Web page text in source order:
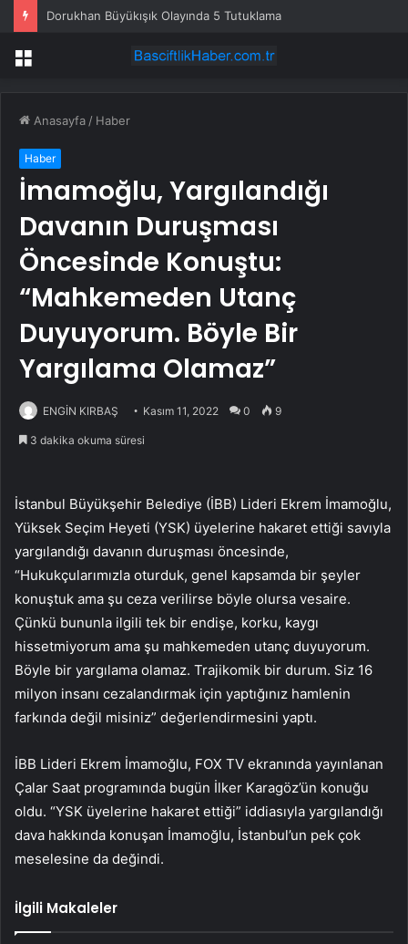
Dorukhan Büyükışık Olayında 5 Tutuklama
Menü
Anasayfa / Haber
Haber
İmamoğlu, Yargılandığı
Davanın Duruşması
Öncesinde Konuştu:
“Mahkemeden Utanç
Duyuyorum. Böyle Bir
Yargılama Olamaz”
ENGİN KIRBAŞ Kasım 11, 2022 0 9
3 dakika okuma süresi
İstanbul Büyükşehir Belediye (İBB) Lideri Ekrem İmamoğlu,
Yüksek Seçim Heyeti (YSK) üyelerine hakaret ettiği savıyla
yargılandığı davanın duruşması öncesinde,
“Hukukçularımızla oturduk, genel kapsamda bir şeyler
konuştuk ama şu ceza verilirse böyle olursa vesaire.
Çünkü bununla ilgili tek bir endişe, korku, kaygı
hissetmiyorum ama şu mahkemeden utanç duyuyorum.
Böyle bir yargılama olamaz. Trajikomik bir durum. Siz 16
milyon insanı cezalandırmak için yaptığınız hamlenin
farkında değil misiniz” değerlendirmesini yaptı.
İBB Lideri Ekrem İmamoğlu, FOX TV ekranında yayınlanan
Çalar Saat programında bugün İlker Karagöz’ün konuğu
oldu. “YSK üyelerine hakaret ettiği” iddiasıyla yargılandığı
dava hakkında konuşan İmamoğlu, İstanbul’un pek çok
meselesine da değindi.
İlgili Makaleler